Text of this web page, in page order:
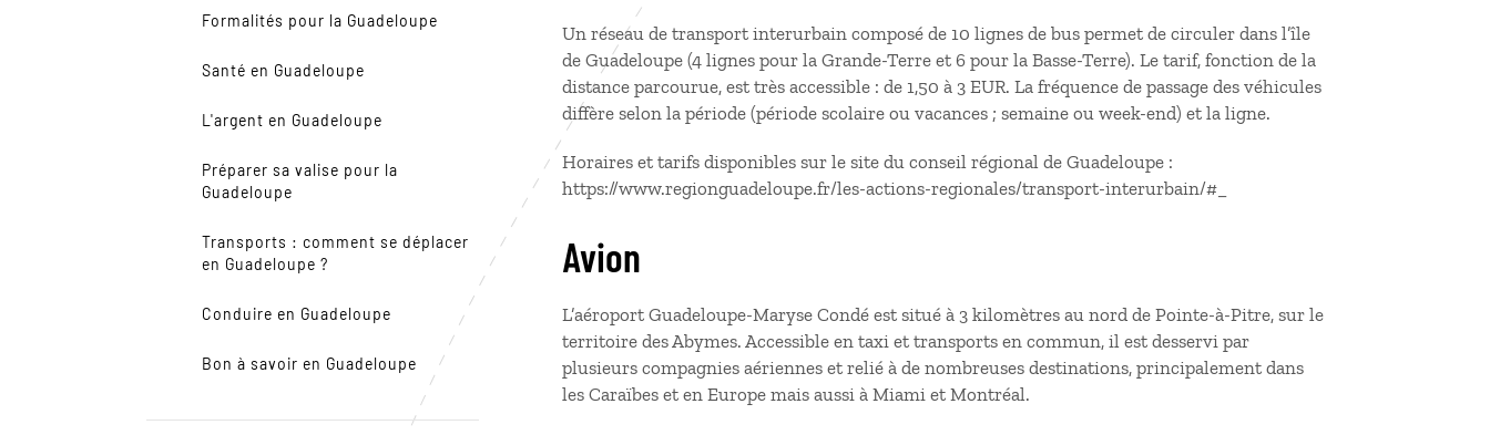
Formalités pour la Guadeloupe
Santé en Guadeloupe
L'argent en Guadeloupe
Préparer sa valise pour la
Guadeloupe
Transports : comment se déplacer
en Guadeloupe ?
Conduire en Guadeloupe
Bon à savoir en Guadeloupe
Un réseau de transport interurbain composé de 10 lignes de bus permet de circuler dans l’île
de Guadeloupe (4 lignes pour la Grande-Terre et 6 pour la Basse-Terre). Le tarif, fonction de la
distance parcourue, est très accessible : de 1,50 à 3 EUR. La fréquence de passage des véhicules
diffère selon la période (période scolaire ou vacances ; semaine ou week-end) et la ligne.
Horaires et tarifs disponibles sur le site du conseil régional de Guadeloupe :
https://www.regionguadeloupe.fr/les-actions-regionales/transport-interurbain/#_
Avion
L’aéroport Guadeloupe-Maryse Condé est situé à 3 kilomètres au nord de Pointe-à-Pitre, sur le
territoire des Abymes. Accessible en taxi et transports en commun, il est desservi par
plusieurs compagnies aériennes et relié à de nombreuses destinations, principalement dans
les Caraïbes et en Europe mais aussi à Miami et Montréal.